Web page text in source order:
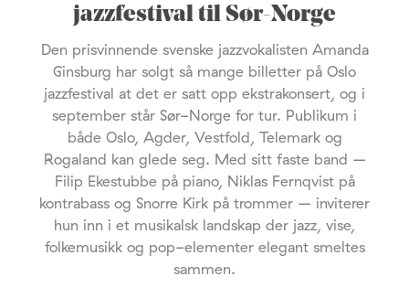
jazzfestival til Sør-Norge
Den prisvinnende svenske jazzvokalisten Amanda
Ginsburg har solgt så mange billetter på Oslo
jazzfestival at det er satt opp ekstrakonsert, og i
september står Sør-Norge for tur. Publikum i
både Oslo, Agder, Vestfold, Telemark og
Rogaland kan glede seg. Med sitt faste band –
Filip Ekestubbe på piano, Niklas Fernqvist på
kontrabass og Snorre Kirk på trommer – inviterer
hun inn i et musikalsk landskap der jazz, vise,
folkemusikk og pop-elementer elegant smeltes
sammen.